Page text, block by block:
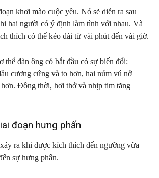
khơi mào cuộc yêu. Nó sẽ diễn ra sau
hai người có ý định làm tình với nhau. Và
thích có thể kéo dài từ vài phút đến vài giờ.
thể đàn ông có bắt đầu có sự biến đổi:
cương cứng và to hơn, hai núm vú nở
Đồng thời, hơi thở và nhịp tim tăng
đoạn hưng phấn
ra khi được kích thích đến ngưỡng vừa
sự hưng phấn.